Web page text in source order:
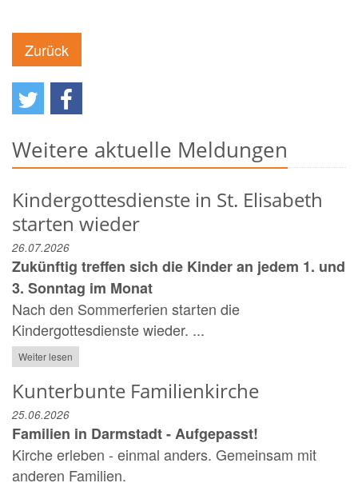
Zurück
Weitere aktuelle Meldungen
Kindergottesdienste in St. Elisabeth
starten wieder
26.07.2026
Zukünftig treffen sich die Kinder an jedem 1. und
3. Sonntag im Monat
Nach den Sommerferien starten die
Kindergottesdienste wieder. ...
Weiter lesen
Kunterbunte Familienkirche
25.06.2026
Familien in Darmstadt - Aufgepasst!
Kirche erleben - einmal anders. Gemeinsam mit
anderen Familien.